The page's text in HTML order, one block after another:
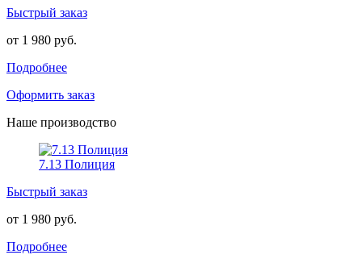
Быстрый заказ
от 1 980 руб.
Подробнее
Оформить заказ
Наше производство
7.13 Полиция
Быстрый заказ
от 1 980 руб.
Подробнее